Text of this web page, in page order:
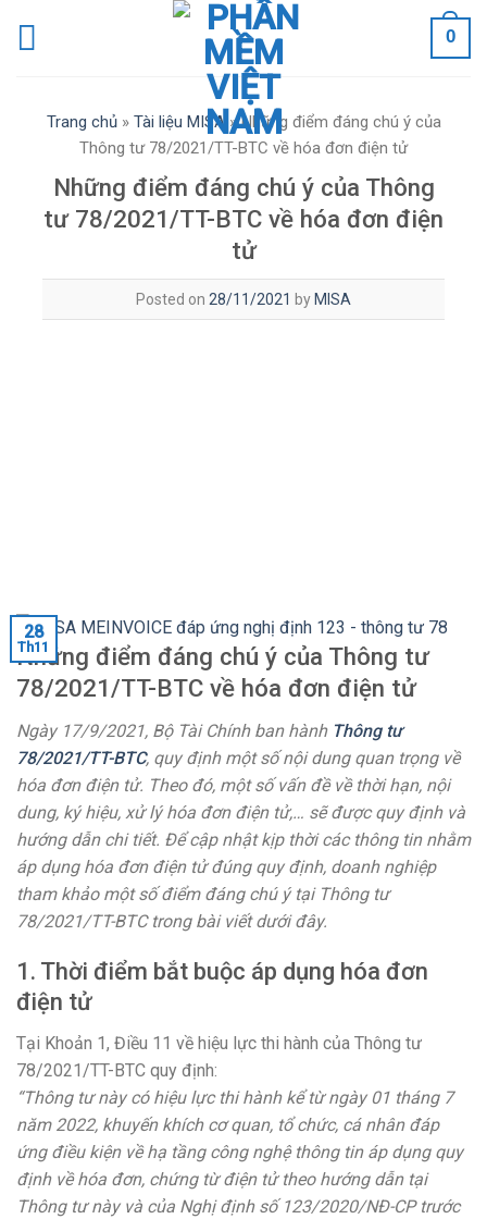
0
Trang chủ» Tài liệu MISA »Những điểm đáng chú ý của
Thông tư 78/2021/TT-BTC về hóa đơn điện tử
Những điểm đáng chú ý của Thông
tư 78/2021/TT-BTC về hóa đơn điện
tử
Posted on 28/11/2021 by MISA
28
Th11
Những điểm đáng chú ý của Thông tư
78/2021/TT-BTC về hóa đơn điện tử
Ngày 17/9/2021, Bộ Tài Chính ban hành Thông tư
78/2021/TT-BTC, quy định một số nội dung quan trọng về
hóa đơn điện tử. Theo đó, một số vấn đề về thời hạn, nội
dung, ký hiệu, xử lý hóa đơn điện tử,… sẽ được quy định và
hướng dẫn chi tiết. Để cập nhật kịp thời các thông tin nhằm
áp dụng hóa đơn điện tử đúng quy định, doanh nghiệp
tham khảo một số điểm đáng chú ý tại Thông tư
78/2021/TT-BTC trong bài viết dưới đây.
1. Thời điểm bắt buộc áp dụng hóa đơn
điện tử
Tại Khoản 1, Điều 11 về hiệu lực thi hành của Thông tư
78/2021/TT-BTC quy định:
“Thông tư này có hiệu lực thi hành kể từ ngày 01 tháng 7
năm 2022, khuyến khích cơ quan, tổ chức, cá nhân đáp
ứng điều kiện về hạ tầng công nghệ thông tin áp dụng quy
định về hóa đơn, chứng từ điện tử theo hướng dẫn tại
Thông tư này và của Nghị định số 123/2020/NĐ-CP trước